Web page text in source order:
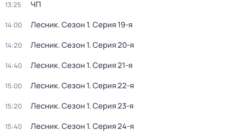
13:25 ЧП
14:00 Лесник. Сезон 1. Серия 19-я
14:20 Лесник. Сезон 1. Серия 20-я
14:40 Лесник. Сезон 1. Серия 21-я
15:00 Лесник. Сезон 1. Серия 22-я
15:20 Лесник. Сезон 1. Серия 23-я
15:40 Лесник. Сезон 1. Серия 24-я